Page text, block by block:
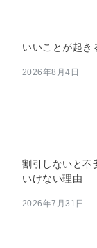
いいことが起き
2026年8月4日
割引しないと不
いけない理由
2026年7月31日